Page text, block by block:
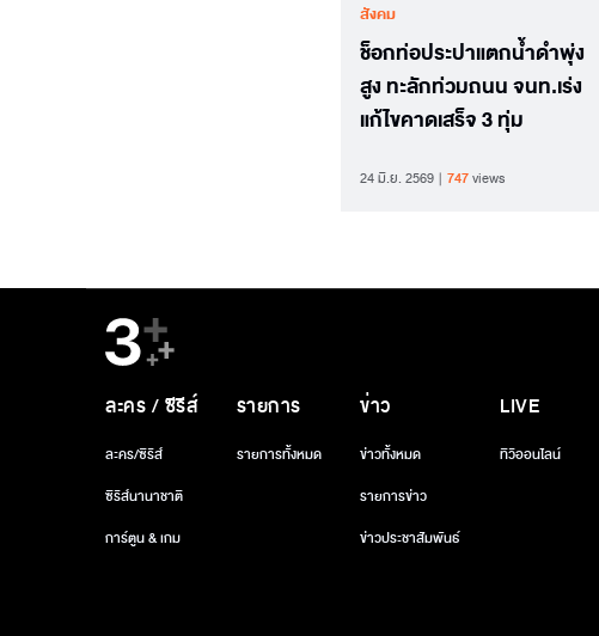
สังคม
ช็อกท่อประปาแตกน้ำดำพุ่ง
สูง ทะลักท่วมถนน จนท.เร่ง
แก้ไขคาดเสร็จ 3 ทุ่ม
24 มิ.ย. 2569 747views
ละคร / ซีรีส์
ละคร/ซีรีส์
ซีรีส์นานาชาติ
การ์ตูน & เกม
รายการ
รายการทั้งหมด
ข่าว
ข่าวทั้งหมด
รายการข่าว
ข่าวประชาสัมพันธ์
LIVE
ทีวีออนไลน์